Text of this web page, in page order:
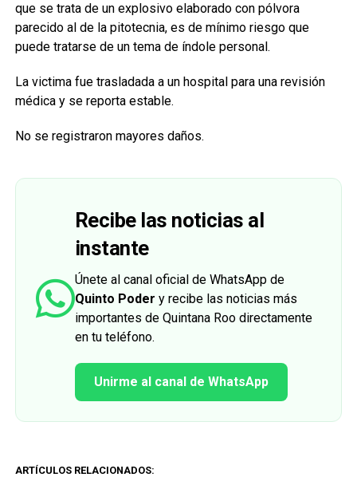
que se trata de un explosivo elaborado con pólvora
parecido al de la pitotecnia, es de mínimo riesgo que
puede tratarse de un tema de índole personal.
La victima fue trasladada a un hospital para una revisión
médica y se reporta estable.
No se registraron mayores daños.
Recibe las noticias al
instante
Únete al canal oficial de WhatsApp de
Quinto Poder y recibe las noticias más
importantes de Quintana Roo directamente
en tu teléfono.
Unirme al canal de WhatsApp
ARTÍCULOS RELACIONADOS: